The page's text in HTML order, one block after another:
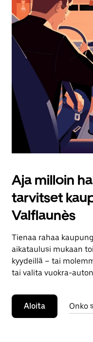
Aja milloin
tarvitset
Valflaunès
Tienaa rahaa
aikataulusi mukaan
kyydeillä – tai
tai valita vuokra-
Aloita Onko